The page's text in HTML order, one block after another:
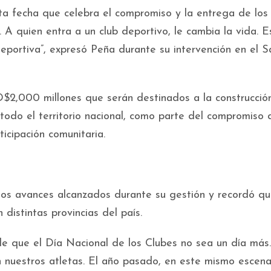
fecha que celebra el compromiso y la entrega de los
A quien entra a un club deportivo, le cambia la vida.
expresó Peña durante su intervención en el
millones que serán destinados a la
el territorio nacional, como parte del compromiso
comunitaria.
avances alcanzados durante su gestión y recordó
distintas provincias del país.
que el Día Nacional de los Clubes no sea un día
atletas. El año pasado, en este mismo